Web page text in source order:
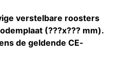
verstelbare roosters
(???x??? mm).
de geldende CE-